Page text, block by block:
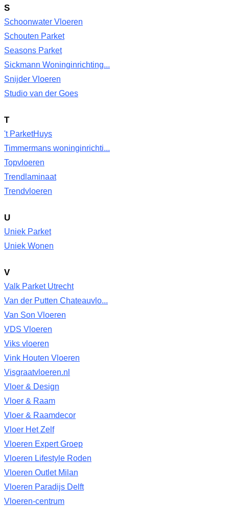
S
Schoonwater Vloeren
Schouten Parket
Seasons Parket
Sickmann Woninginrichting...
Snijder Vloeren
Studio van der Goes
T
't ParketHuys
Timmermans woninginrichti...
Topvloeren
Trendlaminaat
Trendvloeren
U
Uniek Parket
Uniek Wonen
V
Valk Parket Utrecht
Van der Putten Chateauvlo...
Van Son Vloeren
VDS Vloeren
Viks vloeren
Vink Houten Vloeren
Visgraatvloeren.nl
Vloer & Design
Vloer & Raam
Vloer & Raamdecor
Vloer Het Zelf
Vloeren Expert Groep
Vloeren Lifestyle Roden
Vloeren Outlet Milan
Vloeren Paradijs Delft
Vloeren-centrum